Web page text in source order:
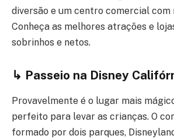
diversão e um centro comercial
Conheça as melhores atrações e
sobrinhos e netos.
↳ Passeio na Disney
Provavelmente é o lugar mais
perfeito para levar as crianças. O
formado por dois parques,